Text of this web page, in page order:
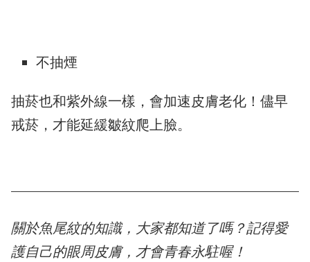
不抽煙
抽菸也和紫外線一樣，會加速皮膚老化！儘早
戒菸，才能延緩皺紋爬上臉。
關於魚尾紋的知識，大家都知道了嗎？記得愛
護自己的眼周皮膚，才會青春永駐喔！